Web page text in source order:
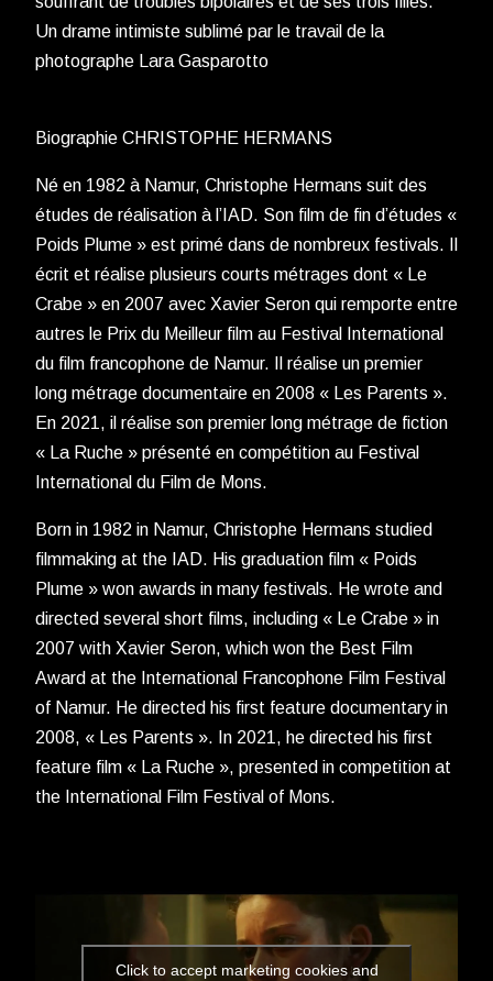
Un drame intimiste sublimé par le travail de la
photographe Lara Gasparotto
Biographie CHRISTOPHE HERMANS
Né en 1982 à Namur, Christophe Hermans suit des
études de réalisation à l’IAD. Son film de fin d’études «
Poids Plume » est primé dans de nombreux festivals. Il
écrit et réalise plusieurs courts métrages dont « Le
Crabe » en 2007 avec Xavier Seron qui remporte entre
autres le Prix du Meilleur film au Festival International
du film francophone de Namur. Il réalise un premier
long métrage documentaire en 2008 « Les Parents ».
En 2021, il réalise son premier long métrage de fiction
« La Ruche » présenté en compétition au Festival
International du Film de Mons.
Born in 1982 in Namur, Christophe Hermans studied
filmmaking at the IAD. His graduation film « Poids
Plume » won awards in many festivals. He wrote and
directed several short films, including « Le Crabe » in
2007 with Xavier Seron, which won the Best Film
Award at the International Francophone Film Festival
of Namur. He directed his first feature documentary in
2008, « Les Parents ». In 2021, he directed his first
feature film « La Ruche », presented in competition at
the International Film Festival of Mons.
Click to accept marketing cookies and